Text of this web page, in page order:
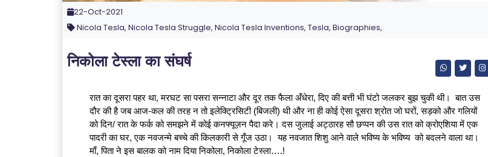
22-Oct-2021
Nicola Tesla, Nicola Tesla Struggle, Nicola Tesla Inventions, Tesla, Biographies,
निकोला टेस्ला का संघर्ष
रात का दूसरा पहर था, मरघट सा पसरा सन्नाटा और दूर तक फैला अँधेरा, दिए की बत्ती भी घंटो जलकर बुझ चुकी थी।  बात उस
दौर की है जब आज-कल की तरह न तो इलेक्ट्रिसिटी (बिजली) थी और ना ही कोई ऐसा दूसरा श्रोत जो घरों, सड़को और गलियों
को दिन/ रात के फर्क को समझने में कोई कनफ्यूज़न पैदा करे। दस जुलाई अट्ठारह सौ छप्पन की उस रात को क्रोएशिया में एक
पादरी का घर, एक नवजन्मे बच्चे की किलकारी से गूँज उठा।  यह नवजात शिशु आने वाले भविष्य के भविष्य  को बदलने वाला था।
माँ, पिता ने इस बालक को नाम दिया निकोला, निकोला टेस्ला….!